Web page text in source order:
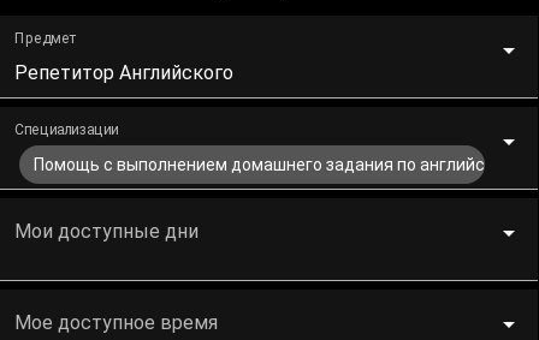
Предмет
Репетитор Английского
Специализации
Помощь с выполнением домашнего задания по английскому
Мои доступные дни
Мое доступное время